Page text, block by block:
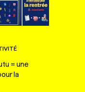
= une
la